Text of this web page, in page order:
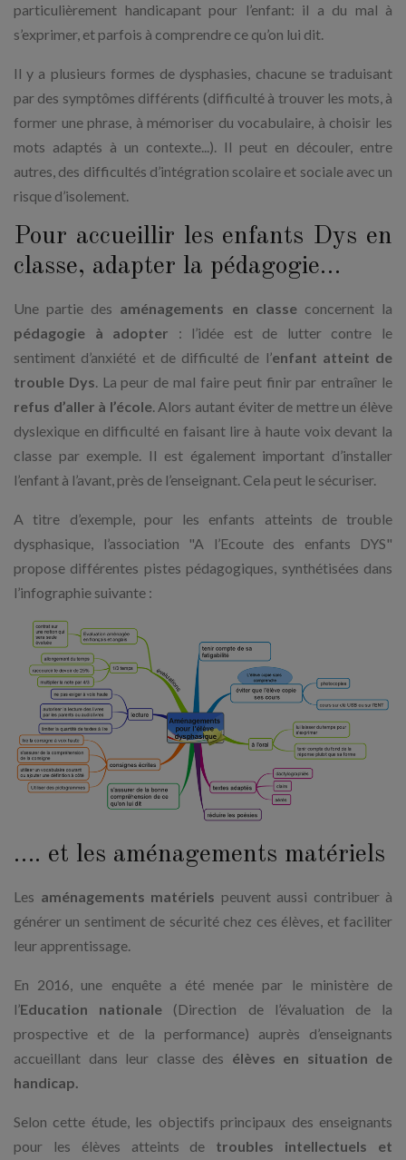
particulièrement handicapant pour l’enfant: il a du mal à
s’exprimer, et parfois à comprendre ce qu’on lui dit.
Il y a plusieurs formes de dysphasies, chacune se traduisant
par des symptômes différents (difficulté à trouver les mots, à
former une phrase, à mémoriser du vocabulaire, à choisir les
mots adaptés à un contexte...). Il peut en découler, entre
autres, des difficultés d’intégration scolaire et sociale avec un
risque d’isolement.
Pour accueillir les enfants Dys en
classe, adapter la pédagogie…
Une partie des aménagements en classeconcernent la
pédagogie à adopter : l’idée est de lutter contre le
sentiment d’anxiété et de difficulté de l’enfant atteint de
trouble Dys. La peur de mal faire peut finir par entraîner le
refus d’aller à l’école. Alors autant éviter de mettre un élève
dyslexique en difficulté en faisant lire à haute voix devant la
classe par exemple. Il est également important d’installer
l’enfant à l’avant, près de l’enseignant. Cela peut le sécuriser.
A titre d’exemple, pour les enfants atteints de trouble
dysphasique, l’association "A l’Ecoute des enfants DYS"
propose différentes pistes pédagogiques, synthétisées dans
l’infographie suivante :
…. et les aménagements matériels
Les aménagements matériels peuvent aussi contribuer à
générer un sentiment de sécurité chez ces élèves, et faciliter
leur apprentissage.
En 2016, une enquête a été menée par le ministère de
l’Education nationale (Direction de l’évaluation de la
prospective et de la performance) auprès d’enseignants
accueillant dans leur classe des élèves en situation de
handicap.
Selon cette étude, les objectifs principaux des enseignants
pour les élèves atteints de troubles intellectuels et